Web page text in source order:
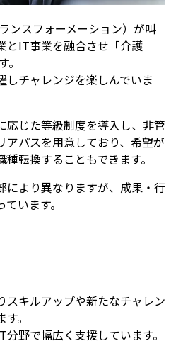
ンスフォーメーション）が叫
とIT事業を融合させ「介護
しチャレンジを楽しんでいま
応じた等級制度を導入し、非管
アパスを用意しており、希望が
転換することもできます。
により異なりますが、成果・行
います。
スキルアップや新たなチャレン
。
野で幅広く支援しています。